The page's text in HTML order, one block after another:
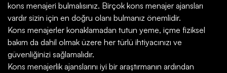
kons menajeri bulmalısınız. Birçok kons menajer ajansları
vardır sizin için en doğru olanı bulmanız önemlidir.
Kons menajerler konaklamadan tutun yeme, içme fiziksel
bakım da dahil olmak üzere her türlü ihtiyacınızı ve
güvenliğinizi sağlamalıdır.
Kons menajerlik ajanslarını iyi bir araştırmanın ardından